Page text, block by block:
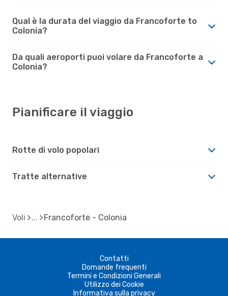
Qual è la durata del viaggio da Francoforte to
Colonia?
Da quali aeroporti puoi volare da Francoforte a
Colonia?
Pianificare il viaggio
Rotte di volo popolari
Tratte alternative
Voli Francoforte - Colonia
Contatti
Domande frequenti
Termini e Condizioni Generali
Utilizzo dei Cookie
Informativa sulla privacy